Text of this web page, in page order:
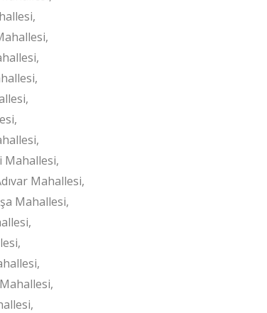
Mahallesi,
Mahallesi,
Mahallesi,